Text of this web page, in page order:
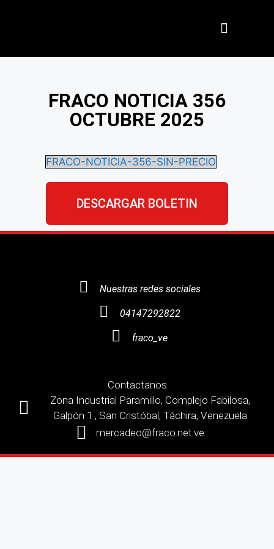
FRACO NOTICIA 356
OCTUBRE 2025
FRACO-NOTICIA-356-SIN-PRECIO
DESCARGAR BOLETIN
Nuestras redes sociales
04147292822
fraco_ve
Contactanos
Zona Industrial Paramillo, Complejo Fabilosa,
Galpón 1 , San Cristóbal, Táchira, Venezuela
mercadeo@fraco.net.ve